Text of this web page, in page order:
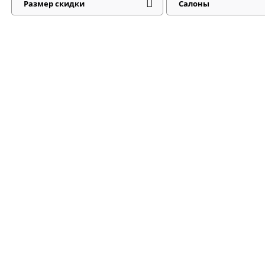
Размер скидки Салоны